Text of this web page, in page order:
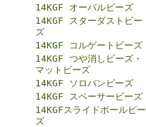
14KGF オーバルビーズ
14KGF スターダストビー
ズ
14KGF コルゲートビーズ
14KGF つや消しビーズ・
マットビーズ
14KGF ソロバンビーズ
14KGF スペーサービーズ
14KGFスライドボールビー
ズ